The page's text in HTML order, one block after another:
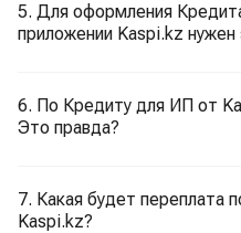
5. Для оформления
приложении Kaspi.kz нужен
6. По Кредиту для ИП от
Это правда?
7. Какая будет переплата
Kaspi.kz?